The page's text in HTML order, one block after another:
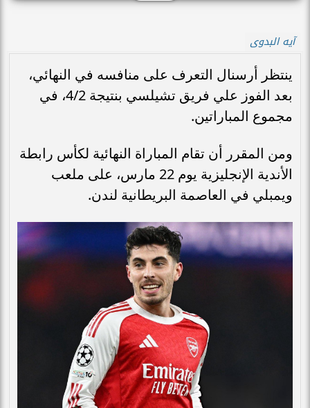
آيه البدوى
ينتظر أرسنال التعرف على منافسه في النهائي،
بعد الفوز علي فريق تشيلسي بنتيجة 4/2، في
مجموع المباراتين.
ومن المقرر أن تقام المباراة النهائية لكأس رابطة
الأندية الإنجليزية يوم 22 مارس، على ملعب
ويمبلي في العاصمة البريطانية لندن.